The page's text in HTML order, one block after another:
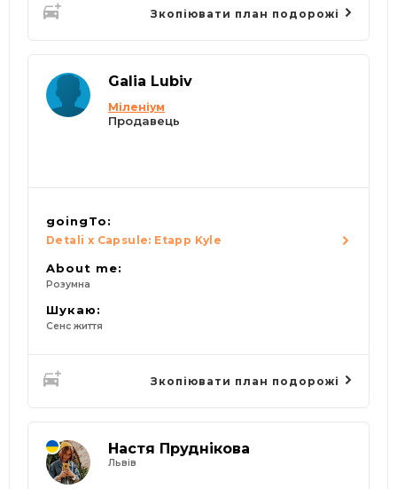
Зкопіювати план подорожі
Galia Lubiv
Міленіум
Продавець
goingTo:
Detali x Capsule: Etapp Kyle
About me:
Розумна
Шукаю:
Сенс життя
Зкопіювати план подорожі
Настя Пруднікова
Львів